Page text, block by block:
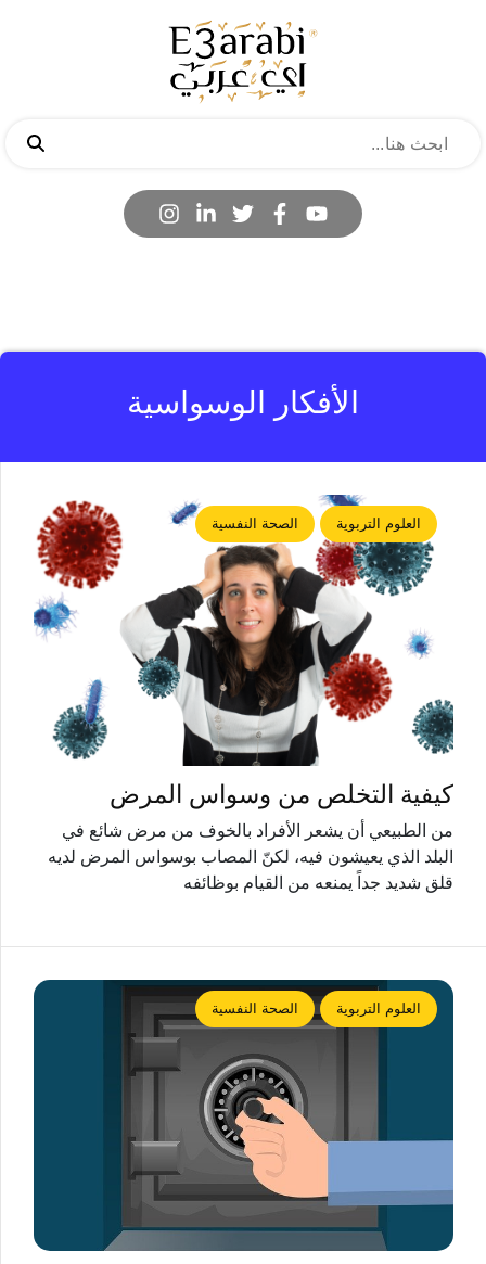
الأفكار الوسواسية
العلوم التربوية الصحة النفسية
كيفية التخلص من وسواس المرض
من الطبيعي أن يشعر الأفراد بالخوف من مرض شائع في
البلد الذي يعيشون فيه، لكنّ المصاب بوسواس المرض لديه
قلق شديد جداً يمنعه من القيام بوظائفه
العلوم التربوية الصحة النفسية